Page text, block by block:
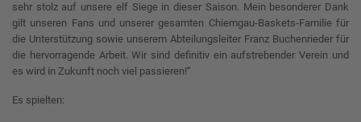
sehr stolz auf unsere elf Siege in dieser Saison. Mein besonderer Dank
gilt unseren Fans und unserer gesamten Chiemgau-Baskets-Familie für
die Unterstützung sowie unserem Abteilungsleiter Franz Buchenrieder für
die hervorragende Arbeit. Wir sind definitiv ein aufstrebender Verein und
es wird in Zukunft noch viel passieren!“
Es spielten: